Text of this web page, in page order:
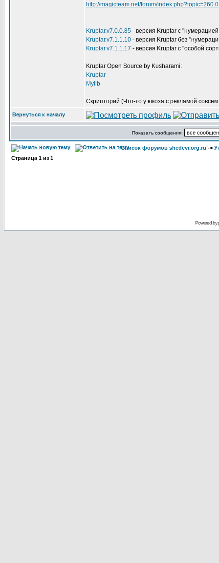
http://magicteam.net/forum/index.php?topic=260.0
Kruptar.v7.0.0.85 - версия Kruptar с
Kruptar.v7.1.1.10 - версия Kruptar без
Kruptar.v7.1.1.17 - версия Kruptar с "особой
Kruptar Open Source by Kusharami:
Kruptar
Mylib
Скрипторий (Что-то у юкоза с рекламой
Вернуться к началу
Показать сообщения:
Список форумов shedevr.org.ru ->
Страница 1 из 1
Powered by